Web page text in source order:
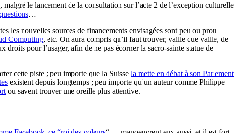
, malgré le lancement de la consultation sur l’acte 2 de l’exception culturelle
…
les nouvelles sources de financements envisagées sont peu ou prou
Computing, etc. On aura compris qu’il faut trouver, vaille que vaille, de
pour l’usager, afin de ne pas écorner la sacro-sainte statue de
cette piste ; peu importe que la Suisse la mette en débat à son Parlement
existent depuis longtemps ; peu importe qu’un auteur comme Philippe
ou savent trouver une oreille plus attentive.